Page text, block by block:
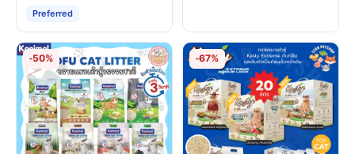
Preferred
-50% -67%